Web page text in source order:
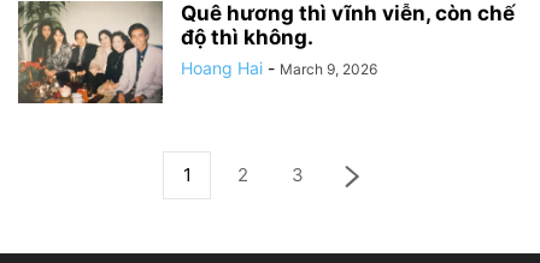
Quê hương thì vĩnh viễn, còn chế
độ thì không.
Hoang Hai - March 9, 2026
1 2 3